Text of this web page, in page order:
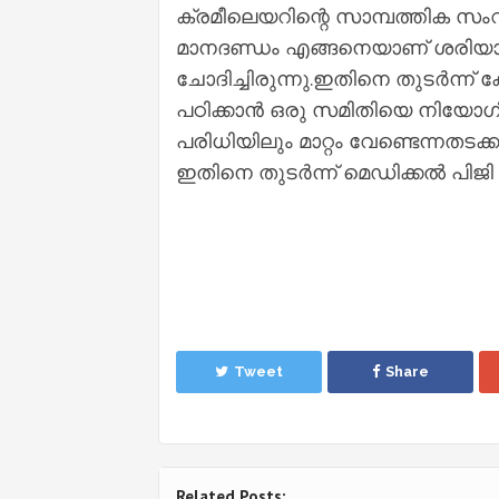
ക്രമീലെയറിന്റെ സാമ്പത്തിക
മാനദണ്ഡം എങ്ങനെയാണ്
ചോദിച്ചിരുന്നു.ഇതിനെ തുടർന്ന്
പഠിക്കാൻ ഒരു സമിതിയെ
പരിധിയിലും മാറ്റം
ഇതിനെ തുടർന്ന് മെഡിക്കൽ
Tweet Share